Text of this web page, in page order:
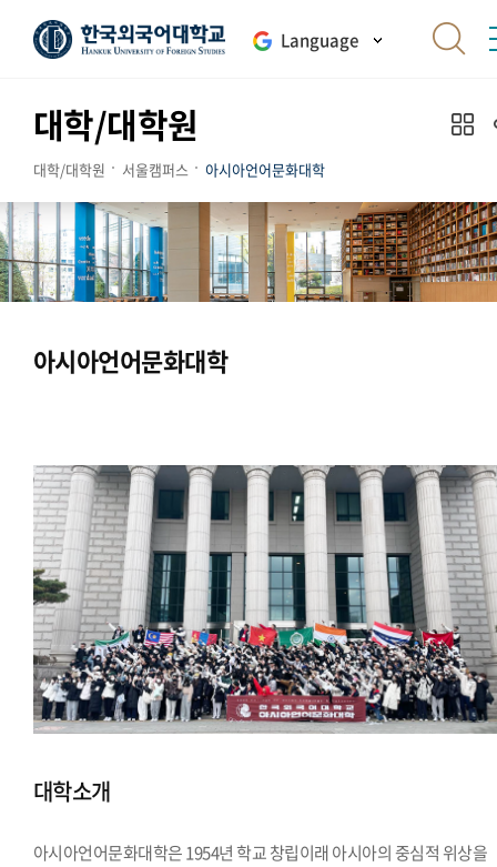
Language
대학/대학원
대학/대학원 서울캠퍼스 아시아언어문화대학
아시아언어문화대학
대학소개
아시아언어문화대학은 1954년 학교 창립이래 아시아의 중심적 위상을